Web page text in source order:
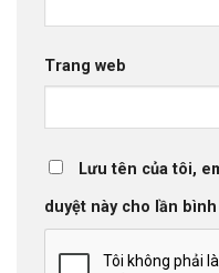
Trang web
Lưu tên của tôi,
duyệt này cho lần